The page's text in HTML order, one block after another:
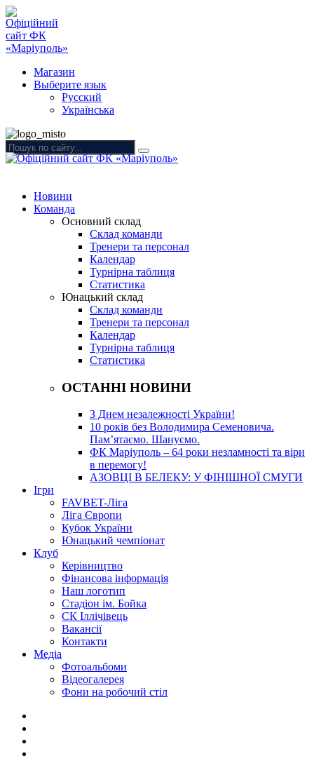
Магазин
Выберите язык
Русский
Українська
Новини
Команда
Основний склад
Склад команди
Тренери та персонал
Календар
Турнірна таблиця
Статистика
Юнацький склад
Склад команди
Тренери та персонал
Календар
Турнірна таблиця
Статистика
ОСТАННІ НОВИНИ
З Днем незалежності України!
10 років без Володимира Семеновича.
Пам’ятаємо. Шануємо.
ФК Маріуполь – 64 роки незламності та віри
в перемогу!
АЗОВЦІ В БЕЛЕКУ: У ФІНІШНОЇ СМУГИ
Ігри
FAVBET-Ліга
Ліга Європи
Кубок України
Юнацький чемпіонат
Клуб
Керівництво
Фінансова інформація
Наш логотип
Стадіон ім. Бойка
СК Іллічівець
Вакансії
Контакти
Медіа
Фотоальбоми
Відеогалерея
Фони на робочий стіл